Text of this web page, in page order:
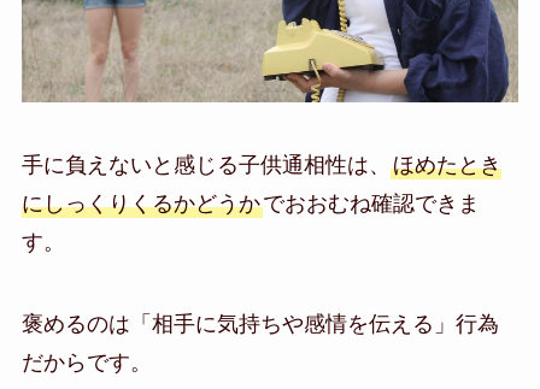
手に負えないと感じる子供通相性は、 ほめたとき
にしっくりくるかどうかでおおむね確認できま
す。
褒めるのは「相手に気持ちや感情を伝える」行為
だからです。